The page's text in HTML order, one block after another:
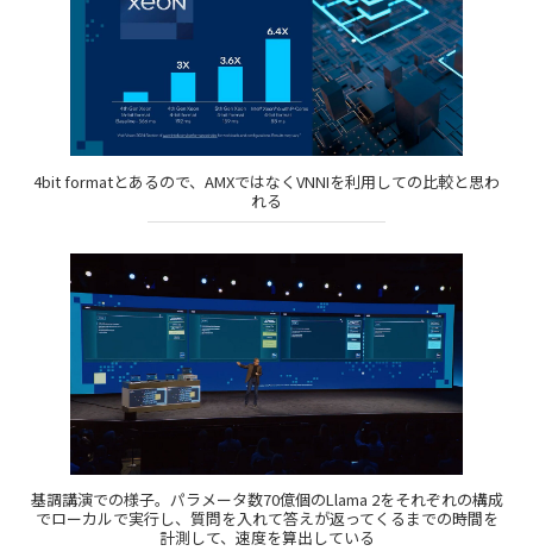
4bit formatとあるので、AMXではなくVNNIを利用しての比較と思わ
れる
基調講演での様子。パラメータ数70億個のLlama 2をそれぞれの構成
でローカルで実行し、質問を入れて答えが返ってくるまでの時間を
計測して、速度を算出している